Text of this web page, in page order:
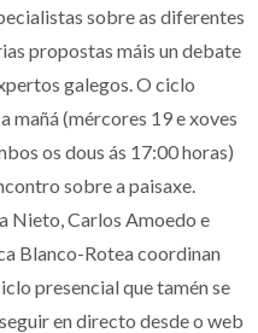
sobre as diferentes
propostas máis un debate
galegos. O ciclo
mañá (mércores 19 e xoves
os dous ás 17:00 horas)
sobre a paisaxe.
Nieto, Carlos Amoedo e
Blanco-Rotea coordinan
presencial que tamén se
en directo desde o web